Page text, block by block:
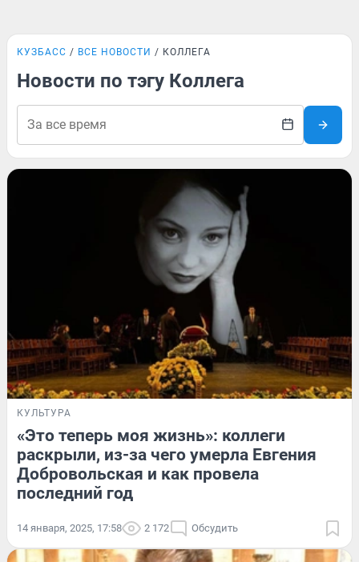
КУЗБАСС ВСЕ НОВОСТИ КОЛЛЕГА
Новости по тэгу Коллега
КУЛЬТУРА
«Это теперь моя жизнь»: коллеги
раскрыли, из-за чего умерла Евгения
Добровольская и как провела
последний год
14 января, 2025, 17:58 2 172 Обсудить